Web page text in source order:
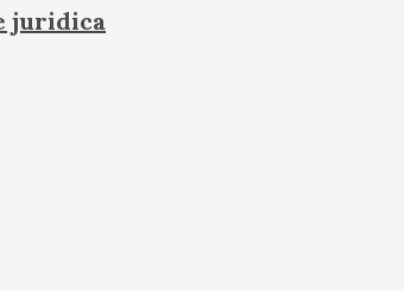
juridica